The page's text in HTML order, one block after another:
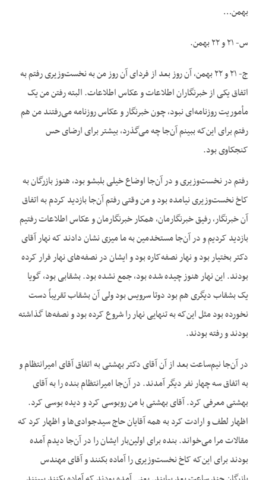
بهمن…
س- ۲۱ و ۲۲ بهمن.
ج- ۲۱ و ۲۲ بهمن، آن روز بعد از فردای آن روز من به نخست‌وزیری رفتم به
اتفاق یکی از خبرنگاران اطلاعات و عکاس اطلاعات. البته رفتن من یک
مأموریت روزنامه‌ای نبود، چون خبرنگار و عکاس روزنامه می‌رفتند من هم
رفتم برای این‌که ببینم آن‌جا چه می‌گذرد، بیشتر برای ارضای حس
کنجکاوی بود.
رفتم در نخست‌وزیری و در آن‌جا اوضاع خیلی بلبشو بود، هنوز بازرگان به
کاخ نخست‌وزیری نیامده بود و من وقتی رفتم آن‌جا بازدید کردم به اتفاق
آن خبرنگار، رفیق خبرنگارمان، همکار خبرنگارمان و عکاس اطلاعات رفتیم
بازدید کردیم و در آن‌جا مستخدمین به ما میزی نشان دادند که نهار آقای
دکتر بختیار بود و نهار نصفه‌کاره بود و ایشان در نصفه‌های نهار فرار کرده
بودند. این نهار هنوز چیده شده بود، جمع نشده بود. بشقابی بود، گویا
یک بشقاب دیگری هم بود دوتا سرویس بود ولی آن بشقاب تقریباً دست
نخورده بود مثل این‌که به تنهایی نهار را شروع کرده بود و نصفه‌ها گذاشته
بودند و رفته بودند.
در آن‌جا نیم‌ساعت بعد از آن آقای دکتر بهشتی به اتفاق آقای امیرانتظام و
به اتفاق سه چهار نفر دیگر آمدند. در آن‌جا امیرانتظام بنده را به آقای
بهشتی معرفی کرد. آقای بهشتی با من روبوسی کرد و دیده بوسی کرد.
اظهار لطف و ارادت کرد به همه آقایان حاج سیدجوادی‌ها و اظهار کرد که
مقالات مرا می‌خواند. بنده برای اولین‌بار ایشان را در آن‌جا دیدم آمده
بودند برای این‌که کاخ نخست‌وزیری را آماده بکنند و آقای مهندس